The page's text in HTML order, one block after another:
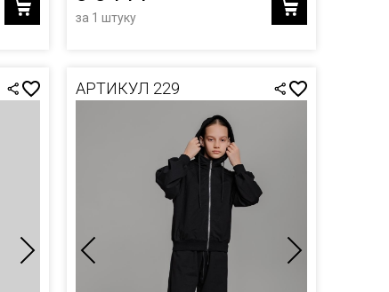
за 1 штуку
АРТИКУЛ 229